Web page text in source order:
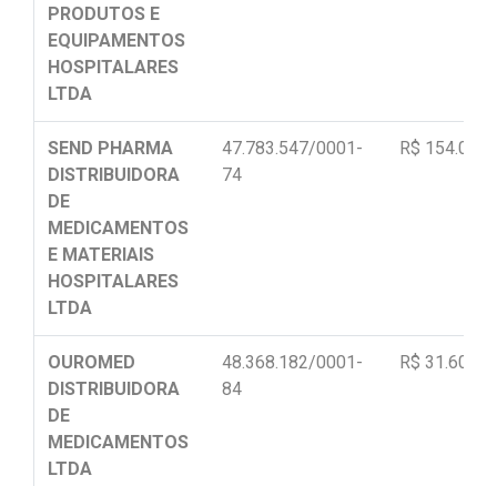
PRODUTOS E
EQUIPAMENTOS
HOSPITALARES
LTDA
SEND PHARMA
DISTRIBUIDORA
DE
MEDICAMENTOS
E MATERIAIS
HOSPITALARES
LTDA
47.783.547/0001-
74
R$
OUROMED
DISTRIBUIDORA
DE
MEDICAMENTOS
LTDA
48.368.182/0001-
84
R$